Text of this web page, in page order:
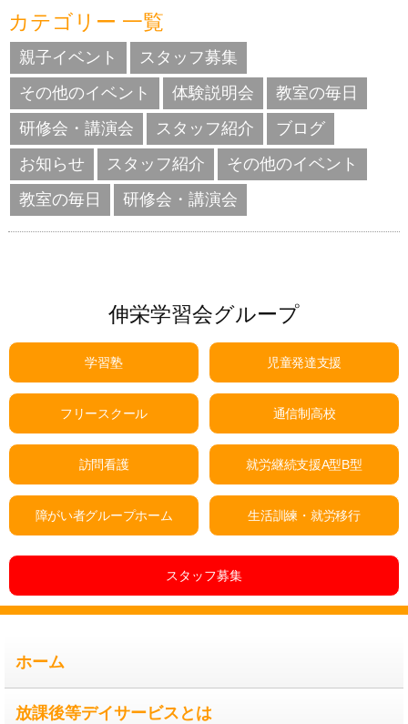
カテゴリー 一覧
親子イベント
スタッフ募集
その他のイベント
体験説明会
教室の毎日
研修会・講演会
スタッフ紹介
ブログ
お知らせ
スタッフ紹介
その他のイベント
教室の毎日
研修会・講演会
伸栄学習会グループ
学習塾 児童発達支援
フリースクール 通信制高校
訪問看護 就労継続支援A型B型
障がい者グループホーム 生活訓練・就労移行
スタッフ募集
ホーム
放課後等デイサービスとは